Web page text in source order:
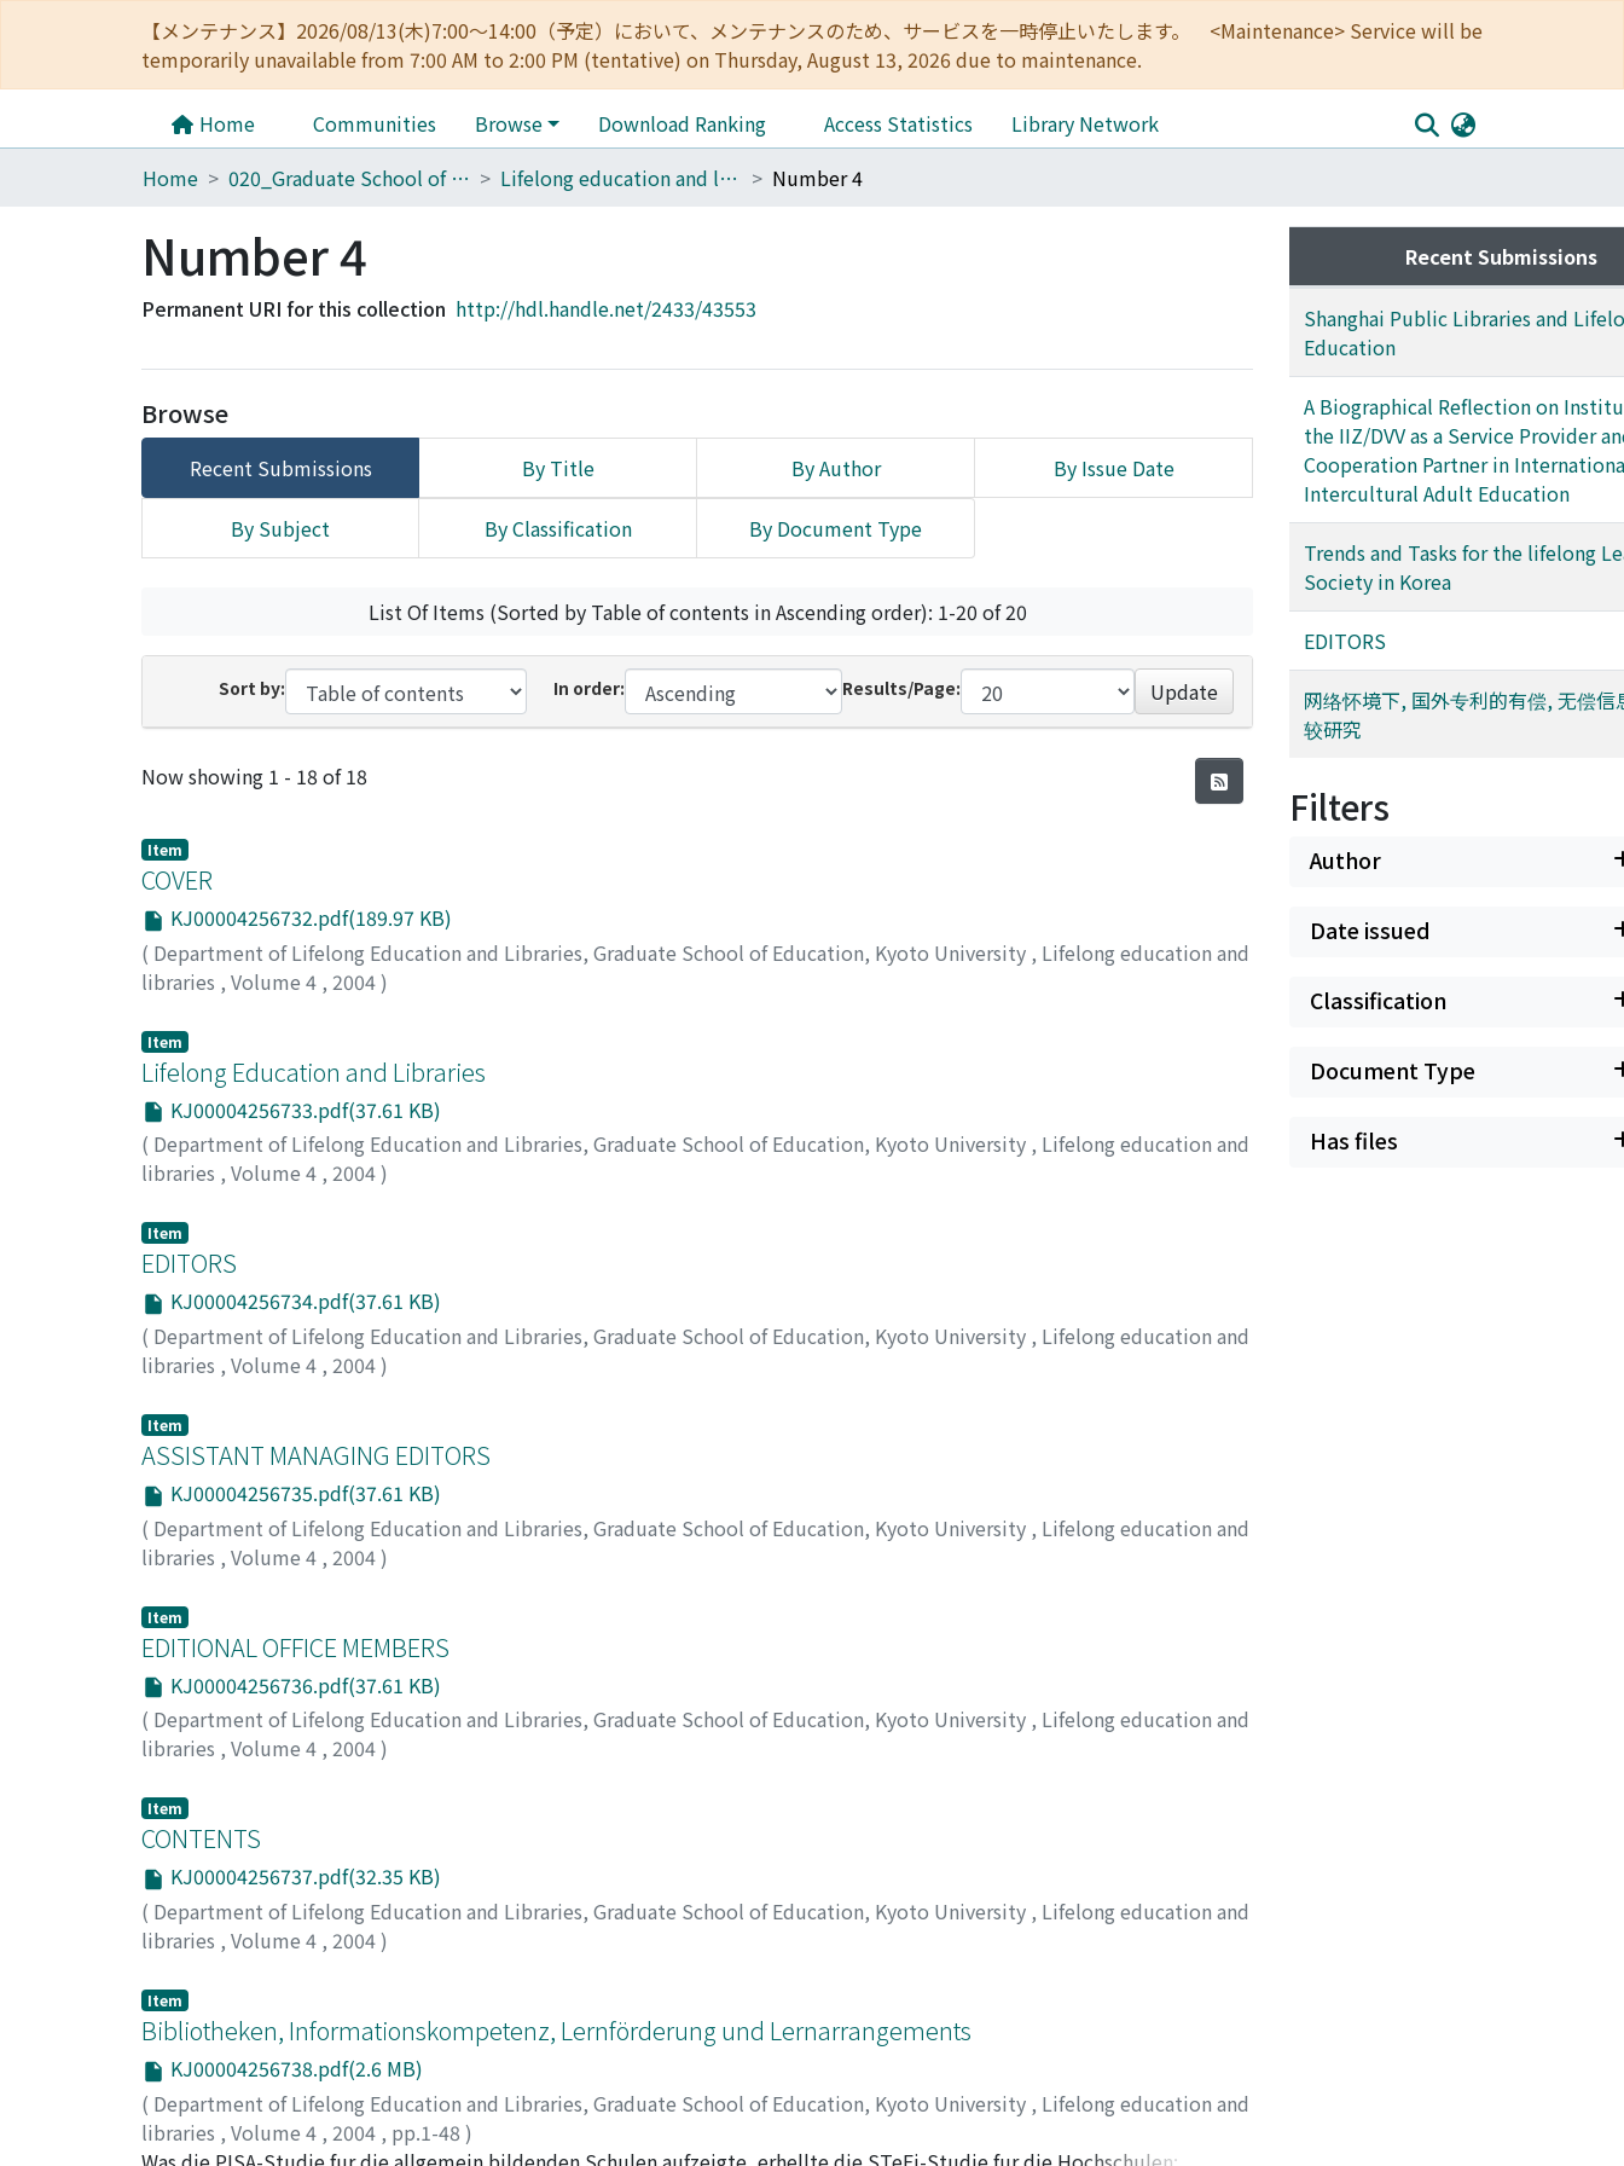
【メンテナンス】2026/08/13(木)7:00～14:00（予定）において、メンテナンスのため、サービスを一時停止いたします。 <Maintenance> Service will be
temporarily unavailable from 7:00 AM to 2:00 PM (tentative) on Thursday, August 13, 2026 due to maintenance.
Home Communities Browse Download Ranking Access Statistics
Library Network
Home
020_Graduate School of Education Lifelong education and libraries Number 4
Number 4
Permanent URI for this collection http://hdl.handle.net/2433/43553
Browse
Recent Submissions By Title By Author By Issue Date
By Subject By Classification By Document Type
List Of Items (Sorted by Table of contents in Ascending order): 1-20 of 20
Sort by: In order: Results/Page: Update
Recent Submissions
Now showing 1 - 18 of 18
Item
COVER
KJ00004256732.pdf(189.97 KB)
( Department of Lifelong Education and Libraries, Graduate School of Education, Kyoto University , Lifelong education and
libraries , Volume 4 , 2004)
Item
Lifelong Education and Libraries
KJ00004256733.pdf(37.61 KB)
( Department of Lifelong Education and Libraries, Graduate School of Education, Kyoto University , Lifelong education and
libraries , Volume 4 , 2004)
Item
EDITORS
KJ00004256734.pdf(37.61 KB)
( Department of Lifelong Education and Libraries, Graduate School of Education, Kyoto University , Lifelong education and
libraries , Volume 4 , 2004)
Item
ASSISTANT MANAGING EDITORS
KJ00004256735.pdf(37.61 KB)
( Department of Lifelong Education and Libraries, Graduate School of Education, Kyoto University , Lifelong education and
libraries , Volume 4 , 2004)
Item
EDITIONAL OFFICE MEMBERS
KJ00004256736.pdf(37.61 KB)
( Department of Lifelong Education and Libraries, Graduate School of Education, Kyoto University , Lifelong education and
libraries , Volume 4 , 2004)
Item
CONTENTS
KJ00004256737.pdf(32.35 KB)
( Department of Lifelong Education and Libraries, Graduate School of Education, Kyoto University , Lifelong education and
libraries , Volume 4 , 2004)
Item
Bibliotheken, Informationskompetenz, Lernförderung und Lernarrangements
KJ00004256738.pdf(2.6 MB)
( Department of Lifelong Education and Libraries, Graduate School of Education, Kyoto University , Lifelong education and
libraries , Volume 4 , 2004 , pp.1-48 )
Recent Submissions
Shanghai Public Libraries and
Education
A Biographical Reflection on
the IIZ/DVV as a Service Provider
Cooperation Partner in
Intercultural Adult Education
Trends and Tasks for the lifelong
Society in Korea
EDITORS
网络怀境下, 国外专利的有偿, 无偿信
较研究
Filters
Author
Date issued
Classification
Document Type
Has files